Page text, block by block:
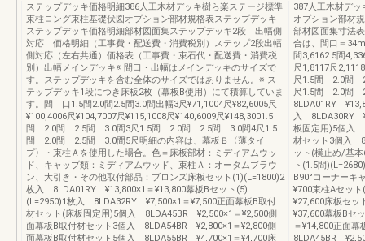
ステップデッキ価格明細386人工木材デッキ樹ら楽ステージ標準
束柱ロング束柱基礎伏図オプション部材規格表ステップデッキ
ステップデッキ価格明細部材図面集ステップデッキ2段 出幅側
対応 価格明細（工事費・配送費・消費税別）ステップ2段出幅
側対応（左右共通）価格表（工事費・束石代・配送費・消費税
別）出幅メインデッキ※ 間口・出幅はメインデッキのサイズで
す。ステップデッキを含む全体のサイズではありません。※ ス
テップデッキ1段につき床板2枚（幕板B使用）にて積算していま
す。間 口1.5間2.0間2.5間3.0間出幅3尺¥71,1004尺¥82,6005尺
¥100,4006尺¥104,7007尺¥115,1008尺¥140,6009尺¥148,3001.5
間 2.0間 2.5間 3.0間3尺1.5間 2.0間 2.5間 3.0間4尺1.5
間 2.0間 2.5間 3.0間5尺明細の内容は、幕板Ｂ〈薄タイ
プ〉・束柱Ａを使用した場合。色＝床板部材：ミディアムウッ
ド、キャップ類：ミディアムウッド、束柱Ａ：オータムブラウ
ン、大引き・その他取付部品：ブロンズ床板セット(1)(L=1800)2
枚入 8LDA01RY ¥13,800×1＝¥13,800幕板Bセット(5)
(L=2950)1枚入 8LDA32RY ¥7,500×1＝¥7,500正面幕板B取付
材セット(床板固定用)5個入 8LDA45BR ¥2,500×1＝¥2,500側
面幕板B取付材セット3個入 8LDA54BR ¥2,800×1＝¥2,800側
面幕板B取付材セット5個入 8LDA55BR ¥4,700×1＝¥4,700床
387人工木材デ
オプション部材
部材図面集寸法
合は、間口＝
間3,6162.5間
尺1,8117尺
尺1.5間 2.0間
尺1.5間 2.0間
8LDA01RY
入 8LDA30RY
板固定用)5個入
材セット3個入
ット(横止め/基
ト(1.5間
B90°コーナー
¥700束柱Aセッ
¥27,600床板セ
¥37,600幕板Bセ
＝¥14,800正面
8LDA45BR